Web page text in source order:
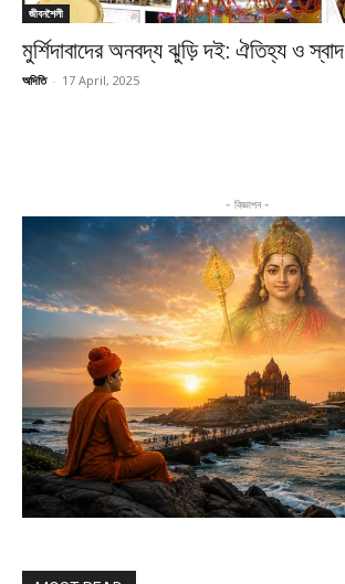
জীবনশৈলী
মুর্শিদাবাদের অনবদ্য ঝুড়ি দই: ঐতিহ্য ও স্বাদ
অদিতি - 17 April, 2025
- বিজ্ঞাপন -